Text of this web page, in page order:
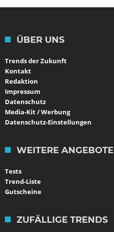
ÜBER UNS
Trends der Zukunft
Kontakt
Redaktion
Impressum
Datenschutz
Media-Kit / Werbung
Datenschutz-Einstellungen
WEITERE ANGEBOTE
Tests
Trend-Liste
Gutscheine
ZUFÄLLIGE TRENDS